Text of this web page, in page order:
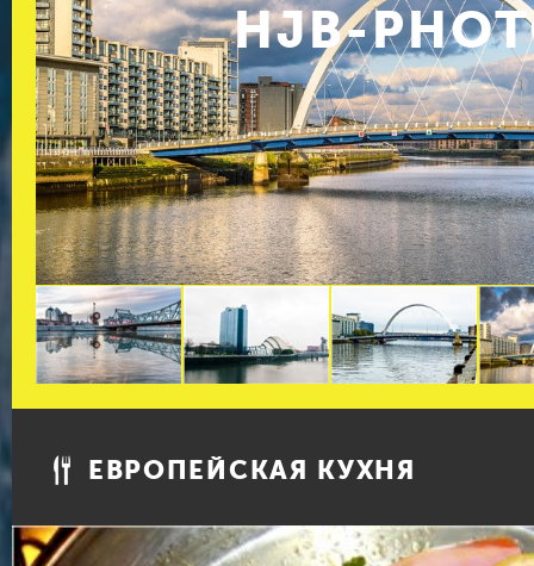
HJB-
ЕВРОПЕЙСКАЯ КУХНЯ